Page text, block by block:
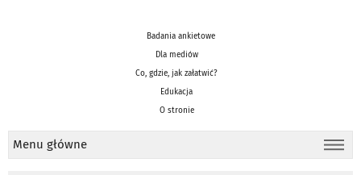
Badania ankietowe
Dla mediów
Co, gdzie, jak załatwić?
Edukacja
O stronie
Menu główne